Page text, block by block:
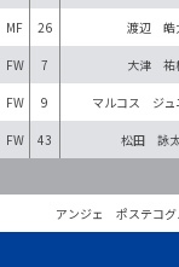
MF 26 渡辺 皓
FW 7 大津 祐
FW 9 マルコス ジュ
FW 43 松田 詠
アンジェ ポステコグ